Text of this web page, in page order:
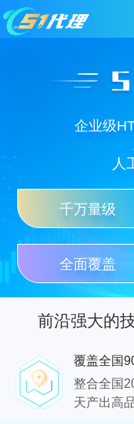
企业级
人
千万量级
全面覆盖
前沿强大的
覆盖全国
整合全国
天产出高